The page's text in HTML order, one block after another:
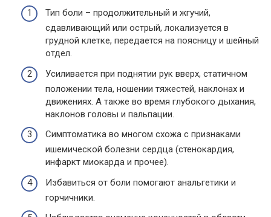
Тип боли – продолжительный и жгучий,
сдавливающий или острый, локализуется в
грудной клетке, передается на поясницу и шейный
отдел.
Усиливается при поднятии рук вверх, статичном
положении тела, ношении тяжестей, наклонах и
движениях. А также во время глубокого дыхания,
наклонов головы и пальпации.
Симптоматика во многом схожа с признаками
ишемической болезни сердца (стенокардия,
инфаркт миокарда и прочее).
Избавиться от боли помогают анальгетики и
горчичники.